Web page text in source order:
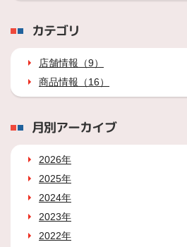
カテゴリ
店舗情報（9）
商品情報（16）
月別アーカイブ
2026年
2025年
2024年
2023年
2022年